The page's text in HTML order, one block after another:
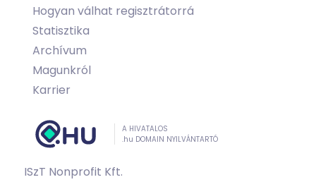
Hogyan válhat regisztrátorrá
Statisztika
Archívum
Magunkról
Karrier
A HIVATALOS
.hu DOMAIN NYILVÁNTARTÓ
ISzT Nonprofit Kft.